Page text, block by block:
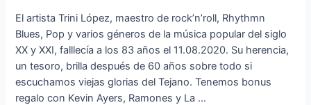
El artista Trini López, maestro de rock’n’roll, Rhythmn
Blues, Pop y varios géneros de la música popular del siglo
XX y XXI, falllecía a los 83 años el 11.08.2020. Su herencia,
un tesoro, brilla después de 60 años sobre todo si
escuchamos viejas glorias del Tejano. Tenemos bonus
regalo con Kevin Ayers, Ramones y La …